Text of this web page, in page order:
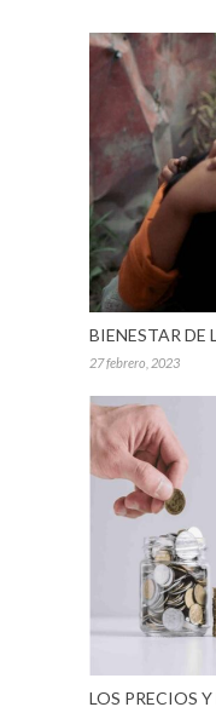
BIENESTAR DE
27 febrero, 2023
LOS PRECIOS